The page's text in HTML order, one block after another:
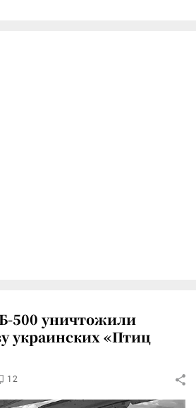
500 уничтожили
украинских «Птиц
12